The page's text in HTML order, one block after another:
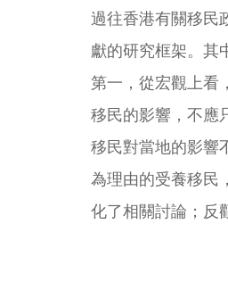
過往香港有關移民
獻的研究框架。其
第一，從宏觀上看
移民的影響，不應
移民對當地的影響
為理由的受養移民
化了相關討論；反